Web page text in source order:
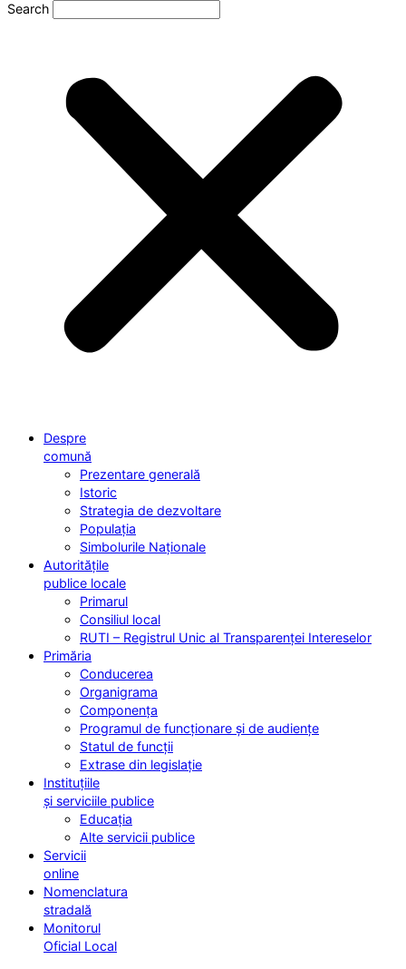
Search
Despre
comună
Prezentare generală
Istoric
Strategia de dezvoltare
Populația
Simbolurile Naționale
Autoritățile
publice locale
Primarul
Consiliul local
RUTI – Registrul Unic al Transparenței Intereselor
Primăria
Conducerea
Organigrama
Componența
Programul de funcționare și de audiențe
Statul de funcții
Extrase din legislație
Instituțiile
și serviciile publice
Educația
Alte servicii publice
Servicii
online
Nomenclatura
stradală
Monitorul
Oficial Local